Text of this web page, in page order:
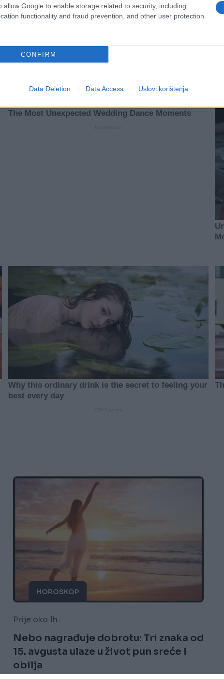
allow Google to enable storage related to security, including
functionality and fraud prevention, and other user protection.
CONFIRM
Data Deletion Data Access Uslovi korištenja
HOROSKOP
Prije oko 1h
Nebo nagrađuje dobrotu: Tri znaka od
15. avgusta ulaze u život pun sreće i
obilja